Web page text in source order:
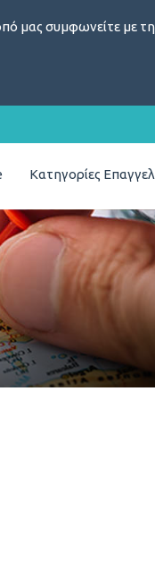
μας συμφωνείτε με
Κατηγορίες